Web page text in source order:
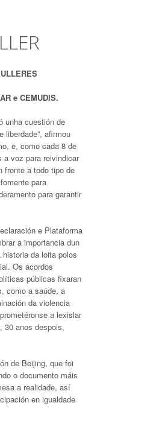
e CEMUDIS.
unha cuestión de
liberdade”, afirmou
e, como cada 8 de
a voz para reivindicar
fronte a todo tipo de
para
para garantir
e Plataforma
a importancia dun
da loita polos
Os acordos
públicas fixaran
como a saúde, a
da violencia
a lexislar
30 anos despois,
de Beijing, que foi
o documento máis
a realidade, así
en igualdade